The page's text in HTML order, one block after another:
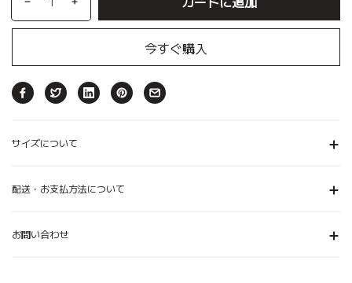
今すぐ購入
サイズについて
配送・お支払方法について
お問い合わせ